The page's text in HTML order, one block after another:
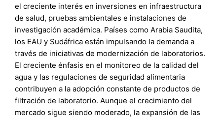
el creciente interés en inversiones en infraestructura
de salud, pruebas ambientales e instalaciones de
investigación académica. Países como Arabia Saudita,
los EAU y Sudáfrica están impulsando la demanda a
través de iniciativas de modernización de laboratorios.
El creciente énfasis en el monitoreo de la calidad del
agua y las regulaciones de seguridad alimentaria
contribuyen a la adopción constante de productos de
filtración de laboratorio. Aunque el crecimiento del
mercado sigue siendo moderado, la expansión de las